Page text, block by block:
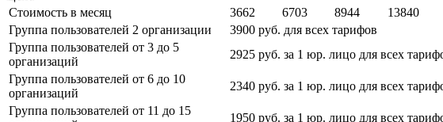
Стоимость в месяц
3662 6703 8944
13840
Группа пользователей 2 организации
3900 руб. для всех тарифов
Группа пользователей от 3 до 5
организаций
2925 руб. за 1 юр. лицо для всех
Группа пользователей от 6 до 10
организаций
2340 руб. за 1 юр. лицо для всех
Группа пользователей от 11 до 15
1950 руб. за 1 юр. лицо для всех